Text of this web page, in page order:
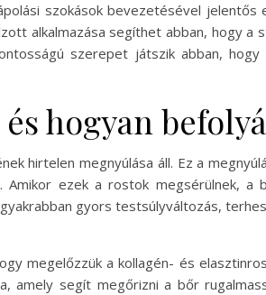
szokások bevezetésével jelentős
alkalmazása segíthet abban, hogy a
szerepet játszik abban,
hogyan
hirtelen megnyúlása áll. Ez a
ezek a rostok megsérülnek, a
gyors testsúlyváltozás,
megelőzzük a kollagén- és
amely segít megőrizni a bőr